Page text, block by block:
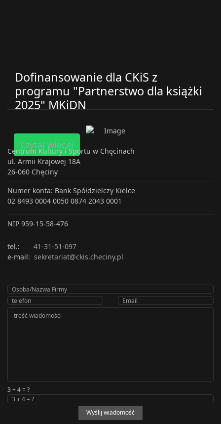
Dofinansowanie dla CKiS z
programu "Partnerstwo dla książki
2025" MKiDN
Czytaj więcej
Centrum Kultury i Sportu w Chęcinach
ul. Armii Krajowej 18A
26-060 Chęciny
Numer konta: Bank Spółdzielczy Kielce
02 8493 0004 0050 0874 2043 0001
NIP 959-15-58-476
tel.: 41-31-51-097
e-mail: sekretariat@ckis.checiny.pl
3 + 4 = ?
Wyślij wiadomość